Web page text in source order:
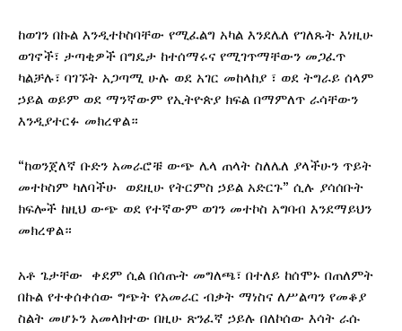
ከወገን በኩል እንዲተኮስባቸው የሚፈልግ አካል እንደሌለ የገለጹት እነዚሁ
ወገኖች፣ ታጣቂዎች በግዴታ ከተሰማሩና የሚገጥማቸውን መጋፈጥ
ካልቻሉ፣ ባገኙት አጋጣሚ ሁሉ ወደ አገር መከላከያ ፣ ወደ ትግራይ ሰላም
ኃይል ወይም ወደ ማንኛውም የኢትዮጵያ ክፍል በማምለጥ ራሳቸውን
እንዲያተርፉ መክረዋል።
“ከወንጀለኛ ቡድን አመራሮቹ ውጭ ሌላ ጠላት ስለሌለ ያላችሁን ጥይት
መተኮስም ካለባችሁ ወደዚሁ የትርምስ ኃይል አድርጉ” ሲሉ ያሳሰቡት
ክፍሎች ከዚህ ውጭ ወደ የተኛውም ወገን መተኮስ አግባብ እንደማይህን
መክረዋል።
አቶ ጌታቸው ቀደም ሲል በሰጡት መግለጫ፣ በተለይ ከሰሞኑ በጠለምት
በኩል የተቀሰቀሰው ግጭት የአመራር ብቃት ማነስና ለሥልጣን የመቆያ
ስልት መሆኑን አመላክተው በዚሁ ጽንፈኛ ኃይሉ በለኮሰው እሳት ራሱ